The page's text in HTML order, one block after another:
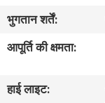
संपर्क
करें
समाचार
भुगतान शर्तें:
आपूर्ति की क्षमता:
हाई लाइट: